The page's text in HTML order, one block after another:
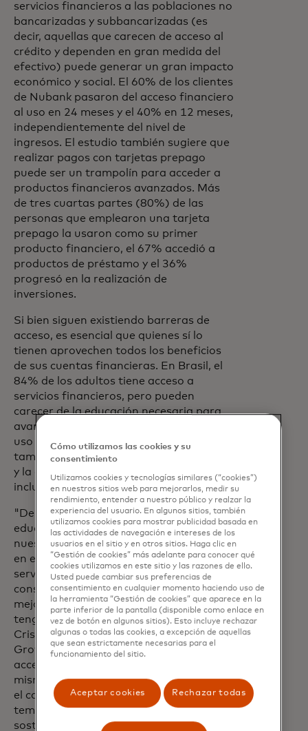
servicios financieros a las poblaciones no
bancarizadas y subbancarizadas (es
decir, aquellas que carecen de acceso al
crédito y dependen en gran medida del
efectivo) puede generar un gran impacto
económico y social. El 60% de los clientes
de Nubank pasaron del acceso financiero
al uso en 24 meses y el 40% en 12 meses,
independientemente del nivel de
ingresos. El estudio también sugiere que
realizar pagos con tarjetas prepago
puede ser un trampolín para acceder a
productos financieros avanzados. Más
de tres cuartas partes (80%) de las
personas que emplearon una tarjeta
prepago la usaron como su primer
producto financiero, el 67% accedió a
productos de préstamo y el 36%
progresó en la realización de
inversiones.
Si bien siguen existiendo barreras de
acceso, es esencial que quienes sí lo
tienen aprovechen todos los beneficios
de sus cuentas financieras. En Brasil, el
84% de los adultos tiene acceso a
servicios financieros, pero pueden
carecer de la educación necesaria para
avanzar en el camino de la inclusión. El
uso activo de productos financieros
también puede aumentar la familiaridad
y la confianza, lo que aceleraría la
inclusión en este ámbito.
"Desde la fundación de Nubank, la
educación financiera siempre fue uno de
nuestros pilares y también está presente
en el diseño de nuestros productos y
servicios con el fin de empoderar a los
consumidores para que tomen las
mejores decisiones para sus vidas y
tengan control sobre su dinero", afirma
Cristina Junqueira, cofundadora y Chief
Growth Officer de Nubank. "Aunque el
acceso a los servicios financieros en sí
mismo tuvo un gran impacto, avanzar en
el camino de la alfabetización en estos
temas aporta beneficios mayores y más
sostenibles no sólo a las personas, sino a
Cómo utilizamos las cookies y su
consentimiento
Utilizamos cookies y tecnologías similares (“cookies”)
en nuestros sitios web para mejorarlos, medir su
rendimiento, entender a nuestro público y realzar la
experiencia del usuario. En algunos sitios, también
utilizamos cookies para mostrar publicidad basada en
las actividades de navegación e intereses de los
usuarios en el sitio y en otros sitios. Haga clic en
“Gestión de cookies” más adelante para conocer qué
cookies utilizamos en este sitio y las razones de ello.
Usted puede cambiar sus preferencias de
consentimiento en cualquier momento haciendo uso de
la herramienta “Gestión de cookies” que aparece en la
parte inferior de la pantalla (disponible como enlace en
vez de botón en algunos sitios). Esto incluye rechazar
algunas o todas las cookies, a excepción de aquellas
que sean estrictamente necesarias para el
funcionamiento del sitio.
Aceptar cookies Rechazar todas